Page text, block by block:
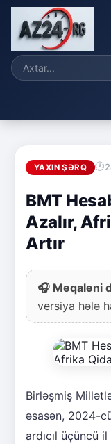
YAXIN ŞƏRQ
BMT
Azalır,
Artır
🎧 Məqaləni
versiya hələ
Birləşmiş
əsasən, 2024-
ardıcıl üçüncü